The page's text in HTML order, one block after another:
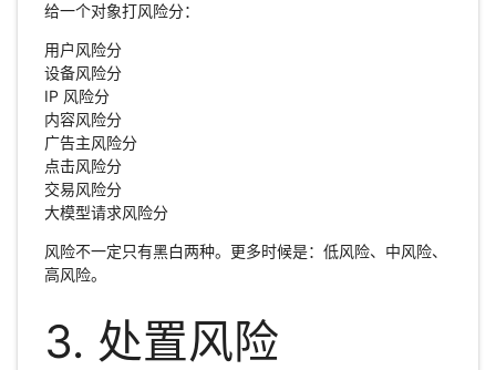
给一个对象打风险分：
用户风险分
设备风险分
IP 风险分
内容风险分
广告主风险分
点击风险分
交易风险分
大模型请求风险分
风险不一定只有黑白两种。更多时候是：低风险、中风险、
高风险。
3. 处置风险